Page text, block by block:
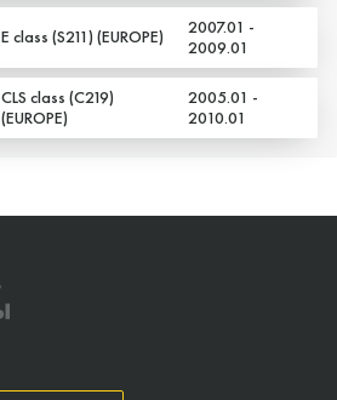
E class (S211) (EUROPE)
2007.01 -
2009.01
CLS class (C219)
(EUROPE)
2005.01 -
2010.01